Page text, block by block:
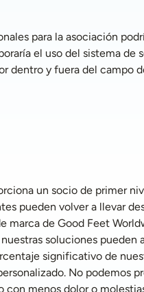
el uso del sistema de
dentro y fuera del campo
pueden volver a llevar
marca de Good Feet
soluciones pueden
significativo de
No podemos
con menos dolor o